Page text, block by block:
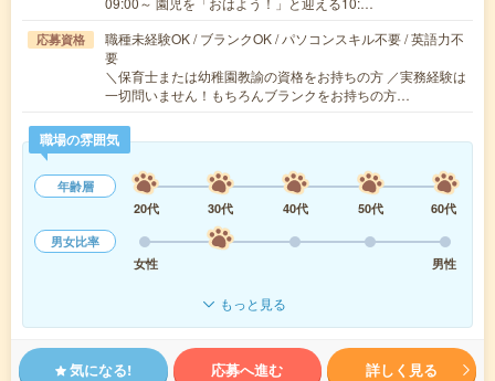
応募資格
職種未経験OK / ブランクOK / パソコンスキル不要 / 英語力不
要
＼保育士または幼稚園教諭の資格をお持ちの方 ／実務経験は
一切問いません！もちろんブランクをお持ちの方…
職場の雰囲気
年齢層
20代
30代 40代 50代
60代
男女比率
女性
男性
もっと見る
気になる! 応募へ進む 詳しく見る